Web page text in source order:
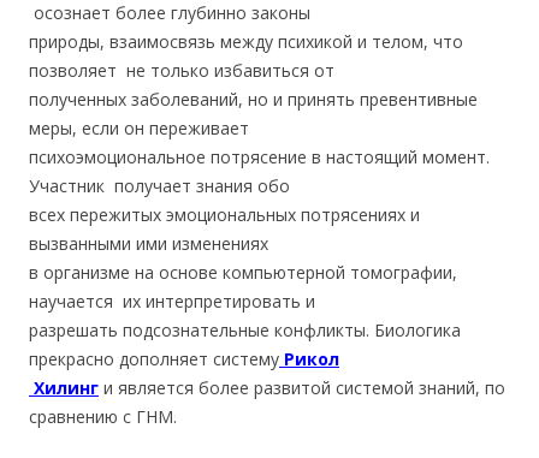
осознает более глубинно законы
природы, взаимосвязь между психикой и телом, что
позволяет не только избавиться от
полученных заболеваний, но и принять превентивные
меры, если он переживает
психоэмоциональное потрясение в настоящий момент.
Участник получает знания обо
всех пережитых эмоциональных потрясениях и
вызванными ими изменениях
в организме на основе компьютерной томографии,
научается их интерпретировать и
разрешать подсознательные конфликты. Биологика
прекрасно дополняет систему Рикол
Хилинг и является более развитой системой знаний, по
сравнению с ГНМ.